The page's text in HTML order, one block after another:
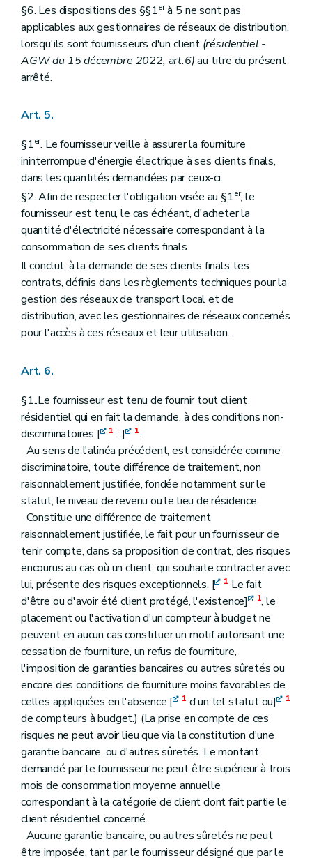
§6. Les dispositions des §§1erà 5 ne sont pas
applicables aux gestionnaires de réseaux de distribution,
lorsqu'ils sont fournisseurs d'un client (résidentiel -
AGW du 15 décembre 2022, art.6)au titre du présent
arrêté.
Art. 5.
§1er. Le fournisseur veille à assurer la fourniture
ininterrompue d'énergie électrique à ses clients finals,
dans les quantités demandées par ceux-ci.
§2. Afin de respecter l'obligation visée au §1er, le
fournisseur est tenu, le cas échéant, d'acheter la
quantité d'électricité nécessaire correspondant à la
consommation de ses clients finals.
Il conclut, à la demande de ses clients finals, les
contrats, définis dans les règlements techniques pour la
gestion des réseaux de transport local et de
distribution, avec les gestionnaires de réseaux concernés
pour l'accès à ces réseaux et leur utilisation.
Art. 6.
§1..Le fournisseur est tenu de fournir tout client
résidentiel qui en fait la demande, à des conditions non-
discriminatoires [
1 ...] 1.
Au sens de l'alinéa précédent, est considérée comme
discriminatoire, toute différence de traitement, non
raisonnablement justifiée, fondée notamment sur le
statut, le niveau de revenu ou le lieu de résidence.
Constitue une différence de traitement
raisonnablement justifiée, le fait pour un fournisseur de
tenir compte, dans sa proposition de contrat, des risques
encourus au cas où un client, qui souhaite contracter avec
lui, présente des risques exceptionnels. [
1 Le fait
d'être ou d'avoir été client protégé, l'existence]
1, le
placement ou l'activation d'un compteur à budget ne
peuvent en aucun cas constituer un motif autorisant une
cessation de fourniture, un refus de fourniture,
l'imposition de garanties bancaires ou autres sûretés ou
encore des conditions de fourniture moins favorables de
celles appliquées en l'absence [
1 d'un tel statut ou] 1
de compteurs à budget.) (La prise en compte de ces
risques ne peut avoir lieu que via la constitution d'une
garantie bancaire, ou d'autres sûretés. Le montant
demandé par le fournisseur ne peut être supérieur à trois
mois de consommation moyenne annuelle
correspondant à la catégorie de client dont fait partie le
client résidentiel concerné.
Aucune garantie bancaire, ou autres sûretés ne peut
être imposée, tant par le fournisseur désigné que par le